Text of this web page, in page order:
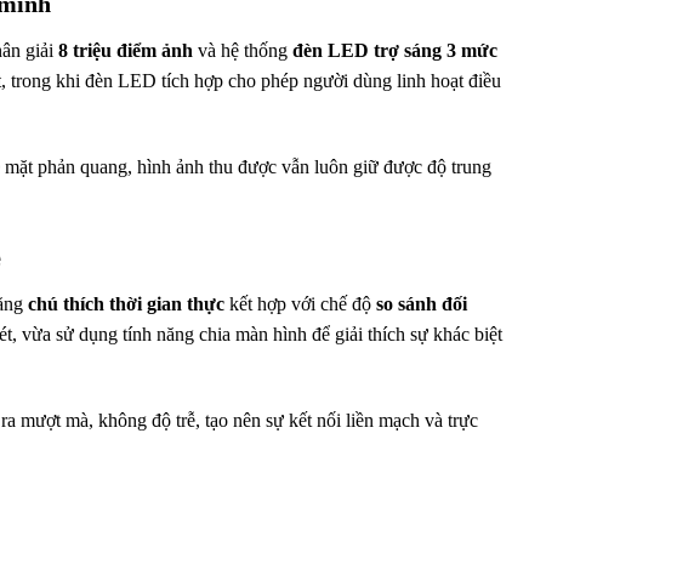
giải 8 triệu điểm ảnh và hệ thống đèn LED trợ sáng 3 mức
trong khi đèn LED tích hợp cho phép người dùng linh hoạt điều
phản quang, hình ảnh thu được vẫn luôn giữ được độ trung
chú thích thời gian thực kết hợp với chế độ so sánh đối
vừa sử dụng tính năng chia màn hình để giải thích sự khác biệt
mượt mà, không độ trễ, tạo nên sự kết nối liền mạch và trực